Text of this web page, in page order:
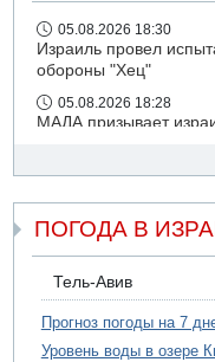
05.08.2026 18:30
Израиль провел
обороны "Хец"
05.08.2026 18:28
МАДА призывает
Бывший посол
05.08.2026 13:49
На севере Израиля
05.08.2026 13:32
В России горят новые
05.08.2026 10:19
Хуситы сообщают об
ПОГОДА В
Тель-Авив
Прогноз погоды на 7
Уровень воды в озере